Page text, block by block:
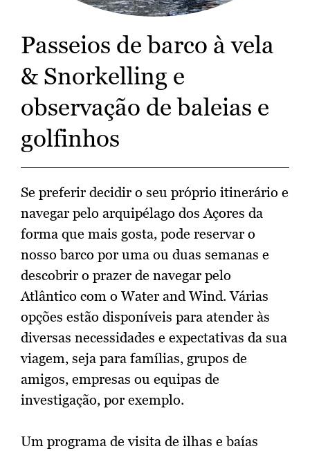
Passeios de barco à vela
& Snorkelling e
observação de baleias e
golfinhos
Se preferir decidir o seu próprio itinerário e
navegar pelo arquipélago dos Açores da
forma que mais gosta, pode reservar o
nosso barco por uma ou duas semanas e
descobrir o prazer de navegar pelo
Atlântico com o Water and Wind. Várias
opções estão disponíveis para atender às
diversas necessidades e expectativas da sua
viagem, seja para famílias, grupos de
amigos, empresas ou equipas de
investigação, por exemplo.
Um programa de visita de ilhas e baías